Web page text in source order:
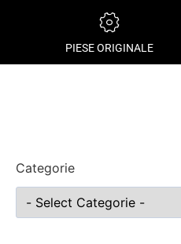
PIESE ORIGINALE
Categorie